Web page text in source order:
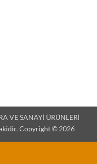
VE SANAYİ ÜRÜNLERİ
Copyright © 2026